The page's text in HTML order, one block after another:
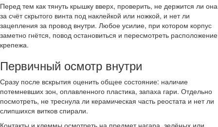
Перед тем как тянуть крышку вверх, проверить, не держится ли она
за счёт скрытого винта под наклейкой или ножкой, и нет ли
зацепления за провод внутри. Любое усилие, при котором корпус
заметно гнётся, повод остановиться и пересмотреть расположение
крепежа.
Первичный осмотр внутри
Сразу после вскрытия оценить общее состояние: наличие
потемневших зон, оплавленного пластика, запаха гари. Отдельно
посмотреть, не треснула ли керамическая часть реостата и нет ли
слипшихся витков спирали.
Контакты и клеммы осмотреть на предмет нагара, зелёных или